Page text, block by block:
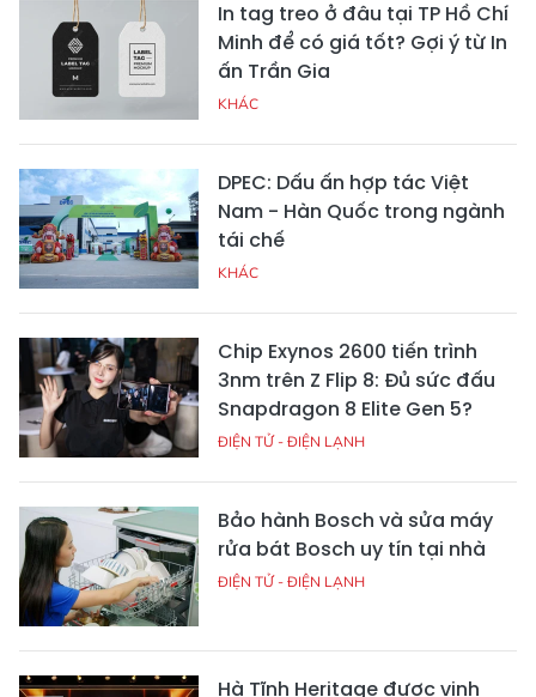
In tag treo ở đâu tại TP Hồ Chí
Minh để có giá tốt? Gợi ý từ In
ấn Trần Gia
KHÁC
DPEC: Dấu ấn hợp tác Việt
Nam - Hàn Quốc trong ngành
tái chế
KHÁC
Chip Exynos 2600 tiến trình
3nm trên Z Flip 8: Đủ sức đấu
Snapdragon 8 Elite Gen 5?
ĐIỆN TỬ - ĐIỆN LẠNH
Bảo hành Bosch và sửa máy
rửa bát Bosch uy tín tại nhà
ĐIỆN TỬ - ĐIỆN LẠNH
Hà Tĩnh Heritage được vinh